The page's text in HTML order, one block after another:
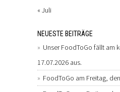
« Juli
NEUESTE BEITRÄGE
Unser FoodToGo fällt am
17.07.2026 aus.
FoodToGo am Freitag,